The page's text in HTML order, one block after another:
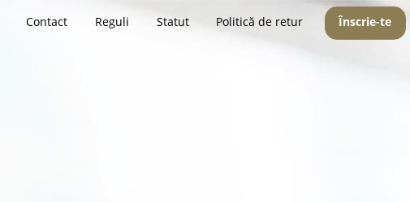
Contact Reguli Statut Politică de retur Înscrie-te